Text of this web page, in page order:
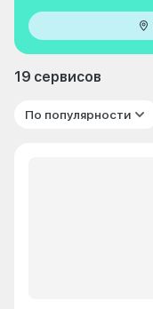
19 сервисов
По популярности